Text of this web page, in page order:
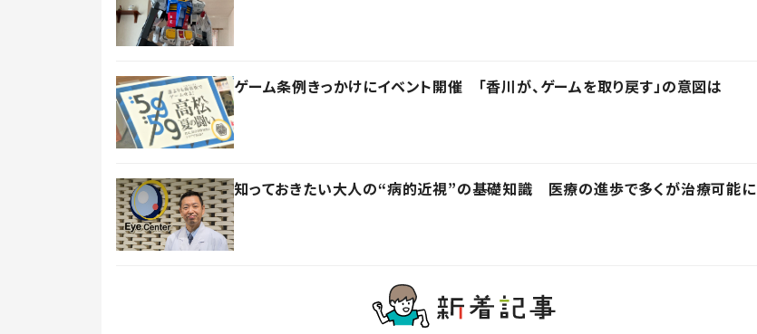
ゲーム条例きっかけにイベント開催 「香川が、ゲームを取り戻す」の意図は
知っておきたい大人の“病的近視”の基礎知識 医療の進歩で多くが治療可能に